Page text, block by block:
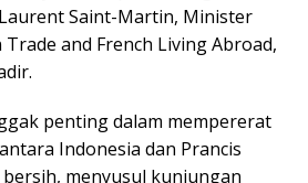
Saint-Martin, Minister
and French Living Abroad,
penting dalam mempererat
Indonesia dan Prancis
menyusul kunjungan